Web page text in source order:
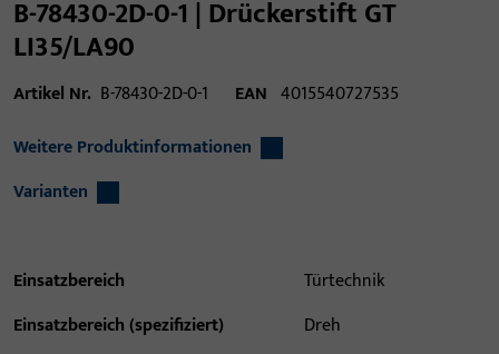
B-78430-2D-0-1 | Drückerstift GT
LI35/LA90
Artikel Nr. B-78430-2D-0-1 EAN 4015540727535
Weitere Produktinformationen
Varianten
Einsatzbereich
Türtechnik
Einsatzbereich (spezifiziert)
Dreh